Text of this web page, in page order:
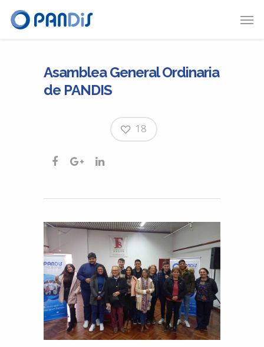
Asamblea General Ordinaria
de PANDIS
18